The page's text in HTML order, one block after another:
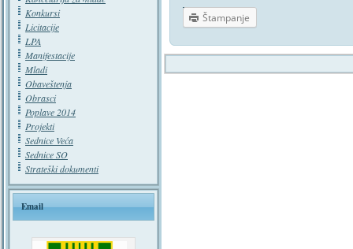
Konkursi
Licitacije
LPA
Manifestacije
Mladi
Obaveštenja
Obrasci
Poplave 2014
Projekti
Sednice Veća
Sednice SO
Strateški dokumenti
Email
Štampanje